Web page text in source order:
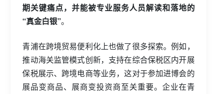
期关键痛点，并能被专业服务人员解读和落地的
“真金白银”。
青浦在跨境贸易便利化上也做了很多探索。例如，
推动海关监管模式创新，支持在综合保税区内开展
保税展示、跨境电商等业务，这对于参加进博会的
展品变商品、展商变投资商至关重要。企业在青